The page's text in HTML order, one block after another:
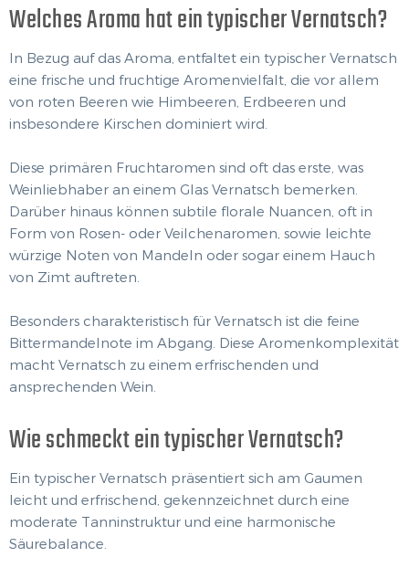
Welches Aroma hat ein typischer Vernatsch?
In Bezug auf das Aroma, entfaltet ein typischer Vernatsch
eine frische und fruchtige Aromenvielfalt, die vor allem
von roten Beeren wie Himbeeren, Erdbeeren und
insbesondere Kirschen dominiert wird.
Diese primären Fruchtaromen sind oft das erste, was
Weinliebhaber an einem Glas Vernatsch bemerken.
Darüber hinaus können subtile florale Nuancen, oft in
Form von Rosen- oder Veilchenaromen, sowie leichte
würzige Noten von Mandeln oder sogar einem Hauch
von Zimt auftreten.
Besonders charakteristisch für Vernatsch ist die feine
Bittermandelnote im Abgang. Diese Aromenkomplexität
macht Vernatsch zu einem erfrischenden und
ansprechenden Wein.
Wie schmeckt ein typischer Vernatsch?
Ein typischer Vernatsch präsentiert sich am Gaumen
leicht und erfrischend, gekennzeichnet durch eine
moderate Tanninstruktur und eine harmonische
Säurebalance.